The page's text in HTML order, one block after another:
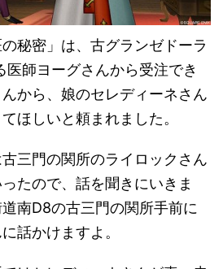
秘密」は、古グランゼドーラ
師ヨーグさんから受注でき
から、娘のセレディーネさん
ほしいと頼まれました。
三門の関所のライロックさん
たので、話を聞きにいきま
南D8の古三門の関所手前に
話かけますよ。